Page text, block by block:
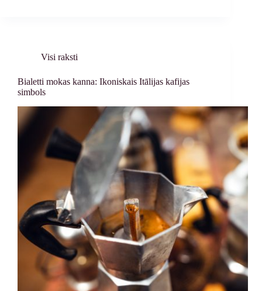
Visi raksti
Bialetti mokas kanna: Ikoniskais Itālijas kafijas
simbols